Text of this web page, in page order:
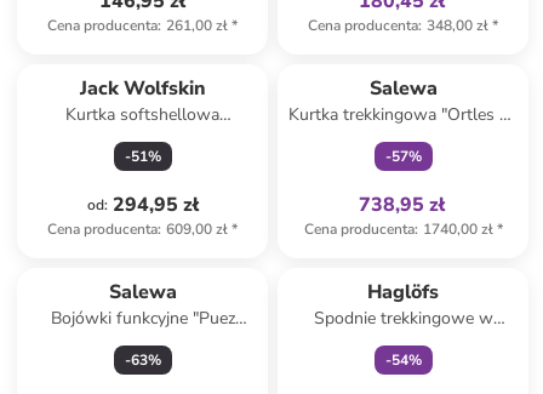
Cena producenta: 261,00 zł* Cena producenta: 348,00 zł*
Jack Wolfskin
Kurtka softshellowa
"Windhain" w kolorze
fioletowym
-51%
od: 294,95 zł
Cena producenta: 609,00 zł*
Salewa
Kurtka trekkingowa "Ortles 3L
Powertex" w kolorze
niebieskim
-57%
738,95 zł
Cena producenta: 1740,00 zł*
Salewa
Bojówki funkcyjne "Puez
Durastretch" w kolorze
jasnoróżowym
-63%
Haglöfs
Spodnie trekkingowe w
kolorze czarnym
-54%